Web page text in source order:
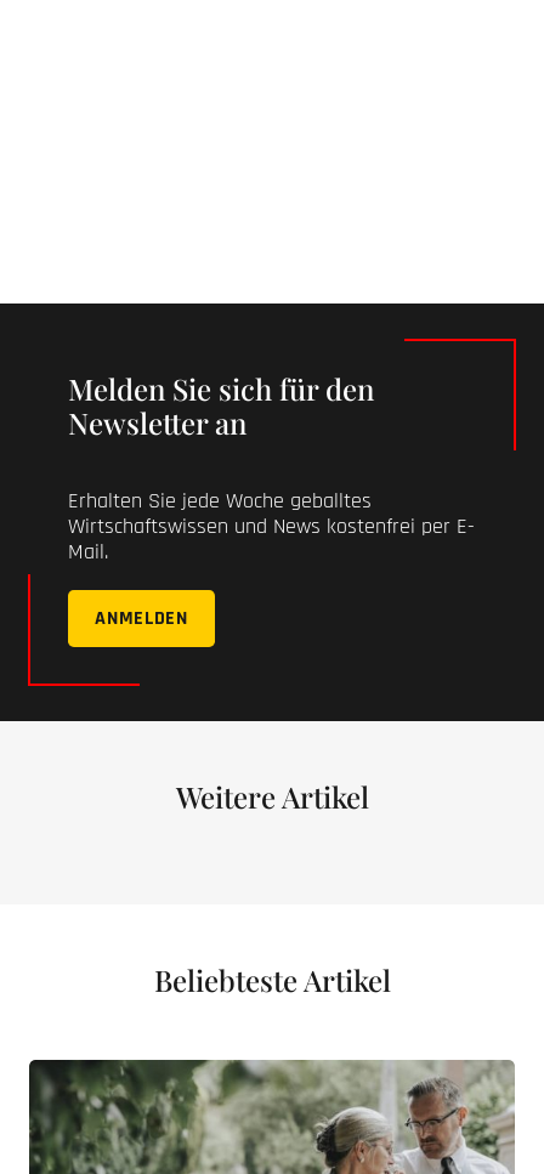
Melden Sie sich für den
Newsletter an
Erhalten Sie jede Woche geballtes
Wirtschaftswissen und News kostenfrei per E-
Mail.
ANMELDEN
Weitere Artikel
Beliebteste Artikel